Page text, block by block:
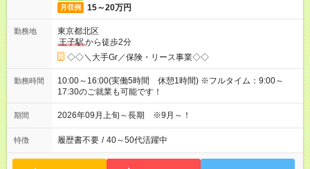
月収例 15～20万円
勤務地
東京都北区
王子駅から徒歩2分
◇◇＼大手Gr／保険・リース事業◇◇
勤務時間
10:00～16:00(実働5時間 休憩1時間) ※フルタイム：9:00～
17:30のご就業も可能です！
期間 2026年09月上旬～長期 ※9月～！
特徴 履歴書不要 / 40～50代活躍中